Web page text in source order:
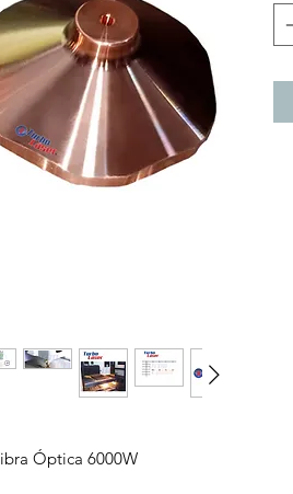
Óptica 6000W